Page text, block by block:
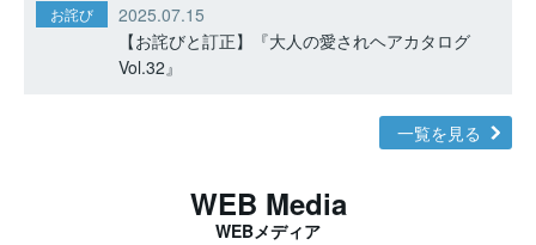
お詫び
2025.07.15
【お詫びと訂正】『大人の愛されヘアカタログ
Vol.32』
一覧を見る
WEB Media
WEBメディア